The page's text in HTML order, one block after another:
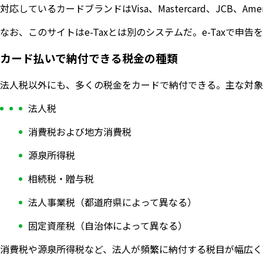
対応しているカードブランドはVisa、Mastercard、JCB、
なお、このサイトはe-Taxとは別のシステムだ。e-Taxで申
カード払いで納付できる税金の種類
法人税以外にも、多くの税金をカードで納付できる。主な対
法人税
消費税および地方消費税
源泉所得税
相続税・贈与税
法人事業税（都道府県によって異なる）
固定資産税（自治体によって異なる）
消費税や源泉所得税など、法人が頻繁に納付する税目が幅広